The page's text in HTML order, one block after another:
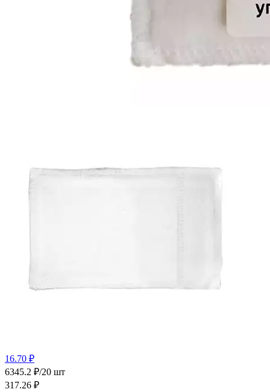
16.70 ₽
6345.2 ₽/20 шт
317.26 ₽